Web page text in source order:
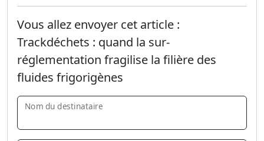
Vous allez envoyer cet article :
Trackdéchets : quand la sur-
réglementation fragilise la filière des
fluides frigorigènes
Nom du destinataire